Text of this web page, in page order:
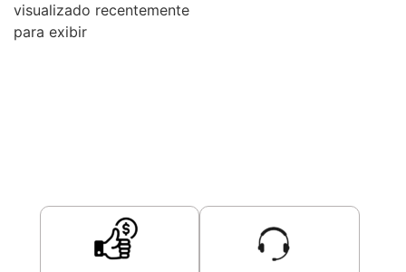
visualizado recentemente
para exibir